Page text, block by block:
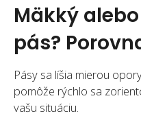
Mäkký
pás?
Pásy sa líšia mierou
pomôže rýchlo sa
vašu situáciu.